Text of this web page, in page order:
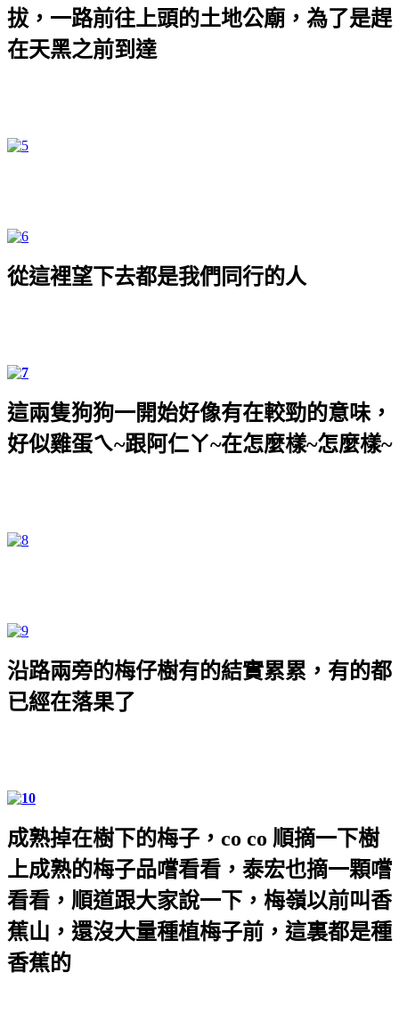
拔，一路前往上頭的土地公廟，為了是趕
在天黑之前到達
從這裡望下去都是我們同行的人
這兩隻狗狗一開始好像有在較勁的意味，
好似雞蛋ㄟ~跟阿仁ㄚ~在怎麼樣~怎麼樣~
沿路兩旁的梅仔樹有的結實累累，有的都
已經在落果了
成熟掉在樹下的梅子， co co 順摘一下樹
上成熟的梅子品嚐看看，泰宏也摘一顆嚐
看看，順道跟大家說一下，梅嶺以前叫香
蕉山，還沒大量種植梅子前，這裏都是種
香蕉的